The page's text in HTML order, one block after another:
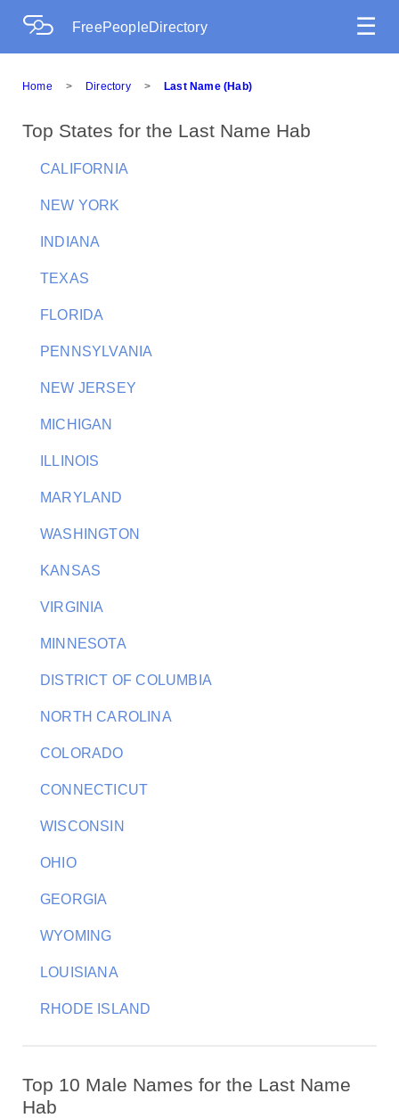
FreePeopleDirectory ☰
Home > Directory > Last Name (Hab)
Top States for the Last Name Hab
CALIFORNIA
NEW YORK
INDIANA
TEXAS
FLORIDA
PENNSYLVANIA
NEW JERSEY
MICHIGAN
ILLINOIS
MARYLAND
WASHINGTON
KANSAS
VIRGINIA
MINNESOTA
DISTRICT OF COLUMBIA
NORTH CAROLINA
COLORADO
CONNECTICUT
WISCONSIN
OHIO
GEORGIA
WYOMING
LOUISIANA
RHODE ISLAND
Top 10 Male Names for the Last Name
Hab